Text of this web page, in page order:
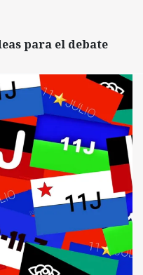
para el debate